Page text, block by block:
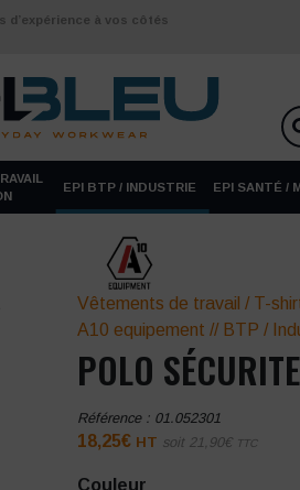
d’expérience à vos côtés
EPI BTP / INDUSTRIE EPI SANTÉ /
Vêtements de travail / T-
A10 equipement // BTP /
POLO
Référence : 01.052301
18,25€ HT soit 21,90€ TTC
Couleur